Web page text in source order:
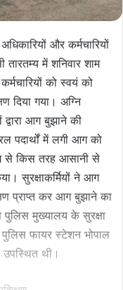
और कर्मचारियों
तारतम्य में शनिवार शाम
को स्वयं को
दिया गया। अग्नि
आग बुझाने की
पदार्थों में लगी आग को
से किस तरह आसानी से
सुरक्षाकर्मियों ने आग
प्राप्त कर आग बुझाने का
मुख्यालय के सुरक्षा
पुलिस फायर स्टेशन भोपाल
उपस्थित थी।